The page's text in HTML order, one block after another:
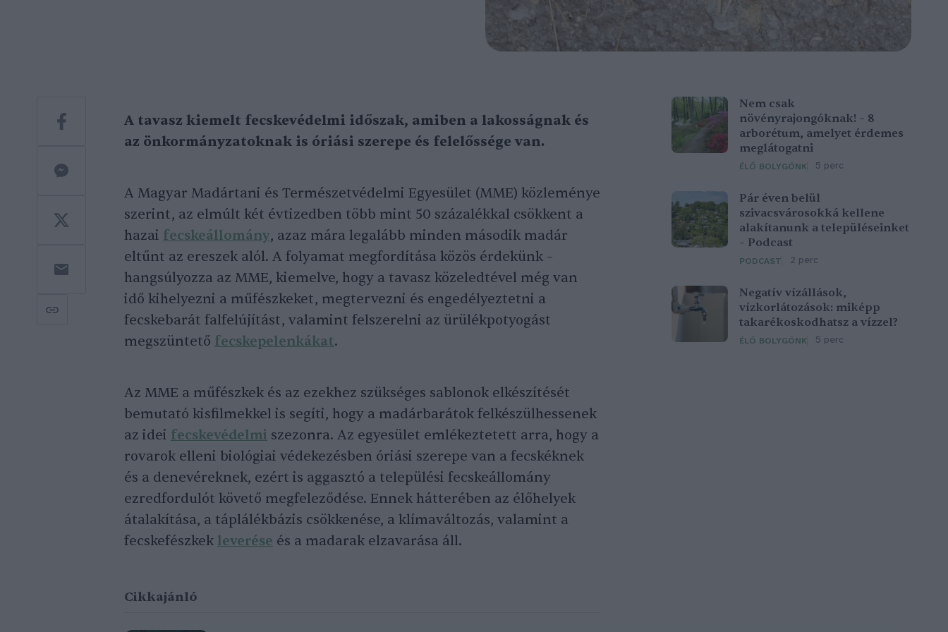
A tavasz kiemelt fecskevédelmi időszak, amiben a lakosságnak és
az önkormányzatoknak is óriási szerepe és felelőssége van.
A Magyar Madártani és Természetvédelmi Egyesület (MME) közleménye
szerint, az elmúlt két évtizedben több mint 50 százalékkal csökkent a
hazai fecskeállomány, azaz mára legalább minden második madár
eltűnt az ereszek alól. A folyamat megfordítása közös érdekünk –
hangsúlyozza az MME, kiemelve, hogy a tavasz közeledtével még van
idő kihelyezni a műfészkeket, megtervezni és engedélyeztetni a
fecskebarát falfelújítást, valamint felszerelni az ürülékpotyogást
megszüntető fecskepelenkákat.
Az MME a műfészkek és az ezekhez szükséges sablonok elkészítését
bemutató kisfilmekkel is segíti, hogy a madárbarátok felkészülhessenek
az idei fecskevédelmi szezonra. Az egyesület emlékeztetett arra, hogy a
rovarok elleni biológiai védekezésben óriási szerepe van a fecskéknek
és a denevéreknek, ezért is aggasztó a települési fecskeállomány
ezredfordulót követő megfeleződése. Ennek hátterében az élőhelyek
átalakítása, a táplálékbázis csökkenése, a klímaváltozás, valamint a
fecskefészkek leverése és a madarak elzavarása áll.
Cikkajánló
Nem csak
növényrajongóknak! – 8
arborétum, amelyet érdemes
meglátogatni
ÉLŐ BOLYGÓNK 5 perc
Pár éven belül
szivacsvárosokká kellene
alakítanunk a településeinket
– Podcast
PODCAST 2 perc
Negatív vízállások,
vízkorlátozások: miképp
takarékoskodhatsz a vízzel?
ÉLŐ BOLYGÓNK 5 perc